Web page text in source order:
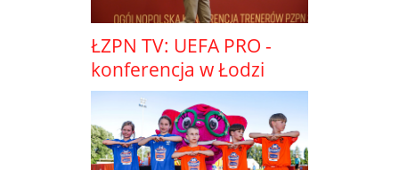
ŁZPN TV: UEFA PRO -
konferencja w Łodzi